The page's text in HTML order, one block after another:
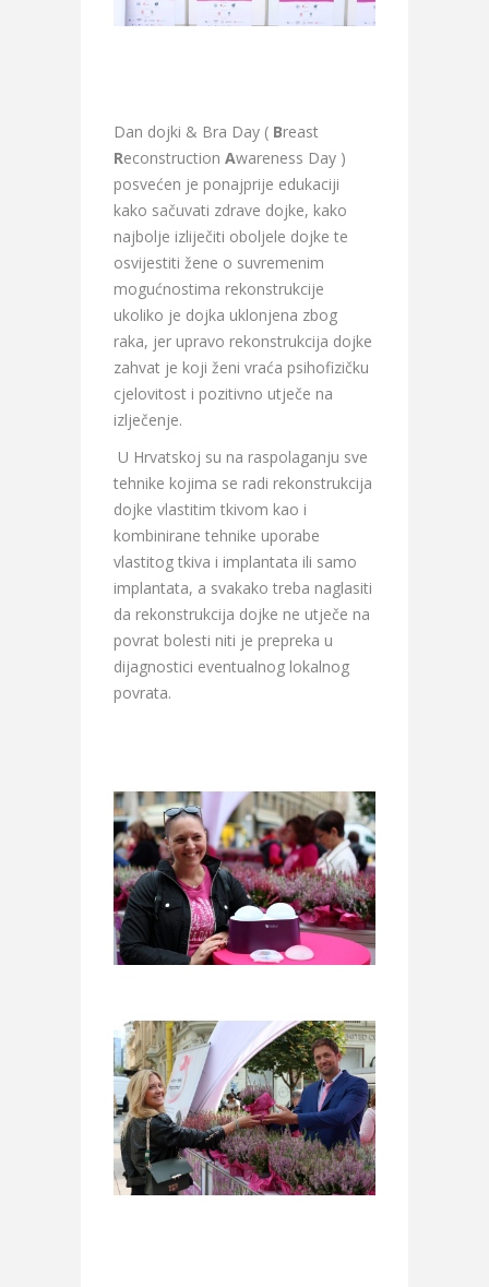
Dan dojki & Bra Day ( Breast
Reconstruction Awareness Day )
posvećen je ponajprije edukaciji
kako sačuvati zdrave dojke, kako
najbolje izliječiti oboljele dojke te
osvijestiti žene o suvremenim
mogućnostima rekonstrukcije
ukoliko je dojka uklonjena zbog
raka, jer upravo rekonstrukcija dojke
zahvat je koji ženi vraća psihofizičku
cjelovitost i pozitivno utječe na
izlječenje.
U Hrvatskoj su na raspolaganju sve
tehnike kojima se radi rekonstrukcija
dojke vlastitim tkivom kao i
kombinirane tehnike uporabe
vlastitog tkiva i implantata ili samo
implantata, a svakako treba naglasiti
da rekonstrukcija dojke ne utječe na
povrat bolesti niti je prepreka u
dijagnostici eventualnog lokalnog
povrata.